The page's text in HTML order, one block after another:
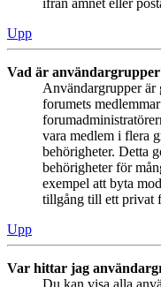
Upp
Vad är
Användargrupper är
forumets
vara medlem i flera
behörigheter. Detta
behörigheter för
exempel att byta
tillgång till ett privat
Upp
Var hittar jag
Du kan visa alla